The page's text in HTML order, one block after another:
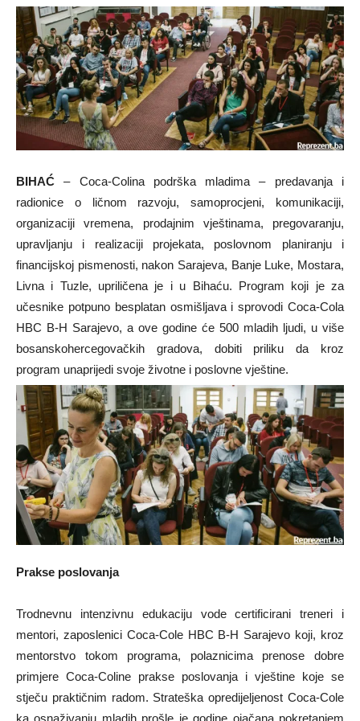
BIHAĆ– Coca-Colina podrška mladima – predavanja i
radionice o ličnom razvoju, samoprocjeni, komunikaciji,
organizaciji vremena, prodajnim vještinama, pregovaranju,
upravljanju i realizaciji projekata, poslovnom planiranju i
financijskoj pismenosti, nakon Sarajeva, Banje Luke, Mostara,
Livna i Tuzle, upriličena je i u Bihaću. Program koji je za
učesnike potpuno besplatan osmišljava i sprovodi Coca-Cola
HBC B-H Sarajevo, a ove godine će 500 mladih ljudi, u više
bosanskohercegovačkih gradova, dobiti priliku da kroz
program unaprijedi svoje životne i poslovne vještine.
Prakse poslovanja
Trodnevnu intenzivnu edukaciju vode certificirani treneri i
mentori, zaposlenici Coca-Cole HBC B-H Sarajevo koji, kroz
mentorstvo tokom programa, polaznicima prenose dobre
primjere Coca-Coline prakse poslovanja i vještine koje se
stječu praktičnim radom. Strateška opredijeljenost Coca-Cole
ka osnaživanju mladih prošle je godine ojačana pokretanjem